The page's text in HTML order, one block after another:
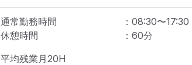
通常勤務時間 ： 08:30〜17:30
休憩時間
： 60分
平均残業月20H